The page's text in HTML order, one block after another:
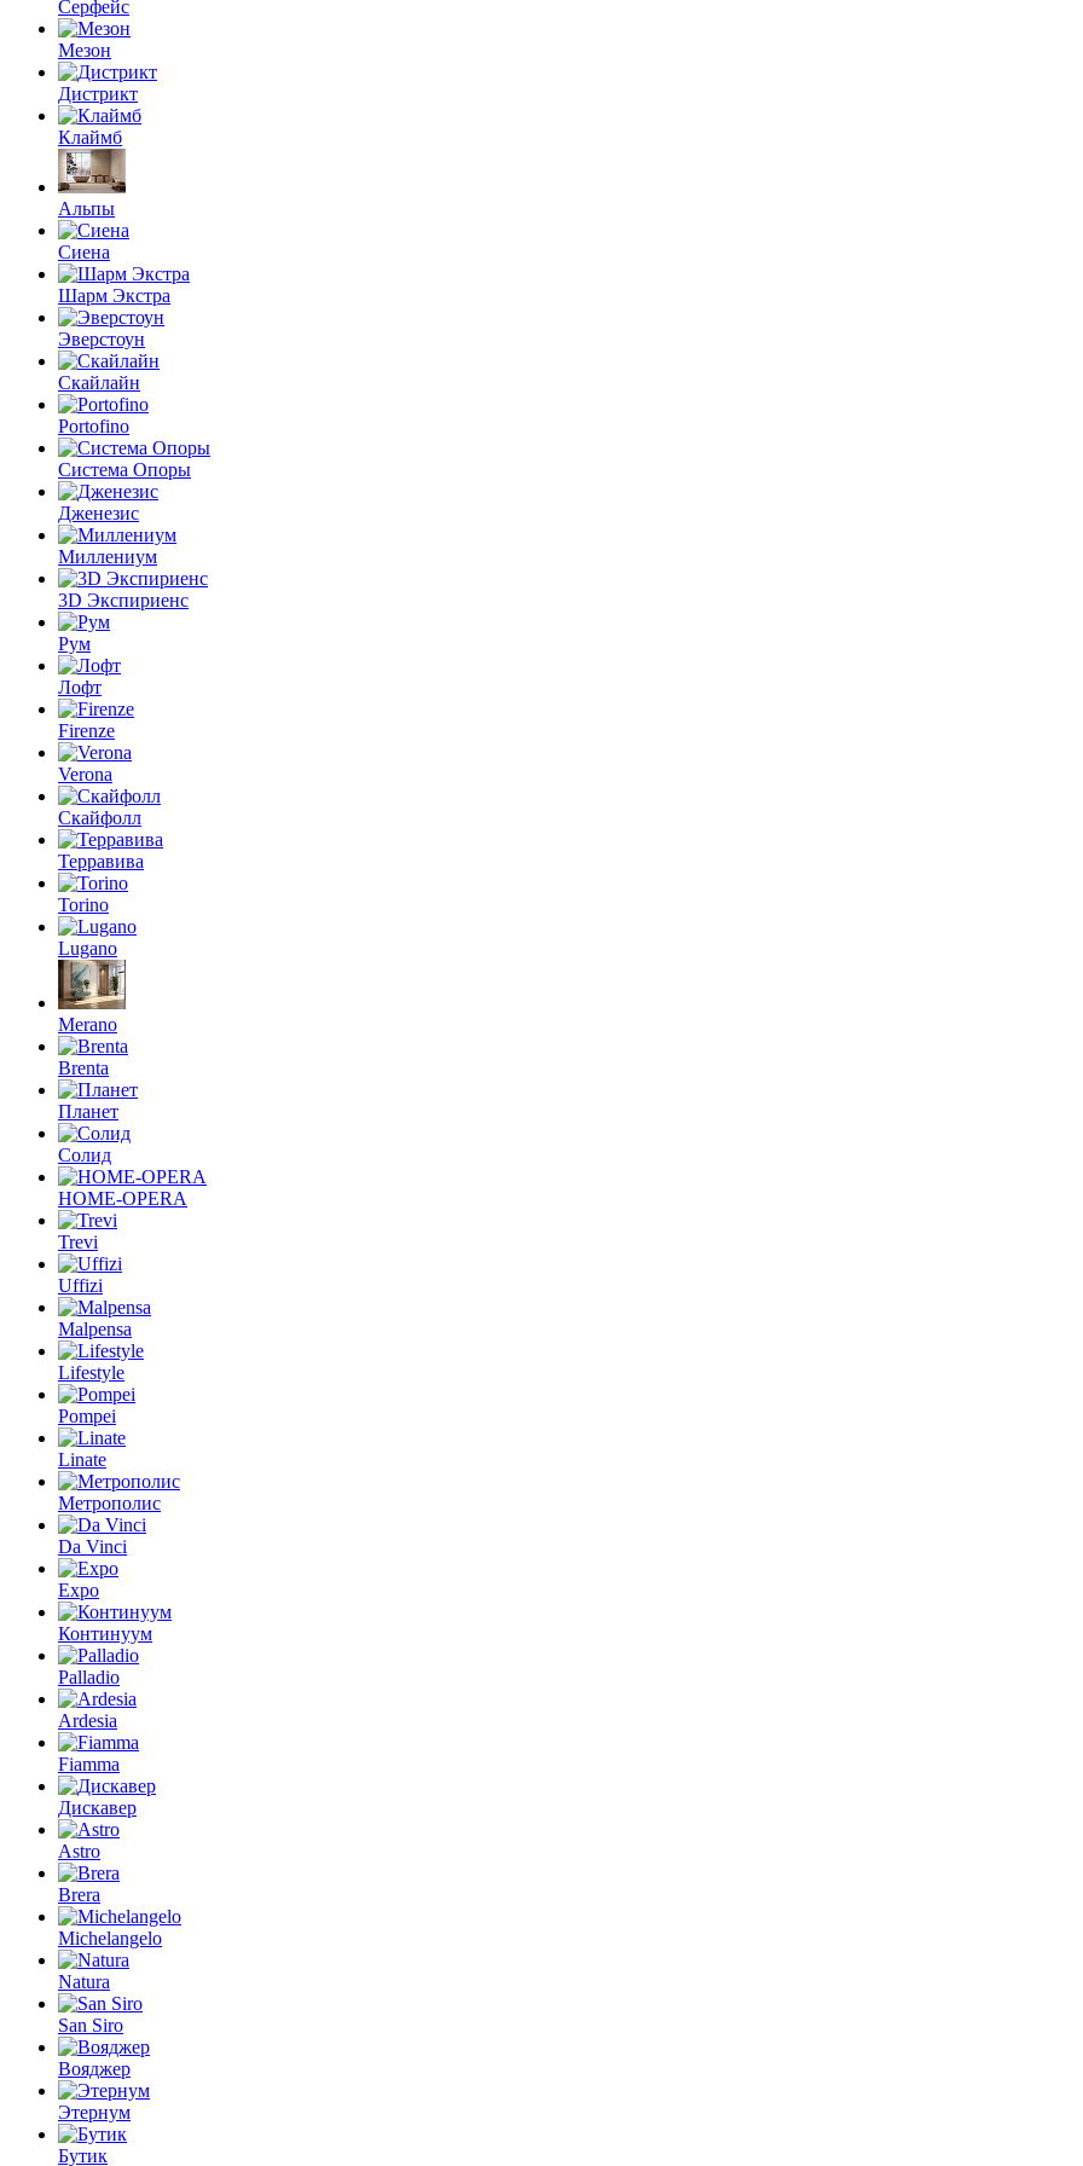
Серфейс
Мезон
Дистрикт
Клаймб
Альпы
Сиена
Шарм Экстра
Эверстоун
Скайлайн
Portofino
Система Опоры
Дженезис
Миллениум
3D Экспириенс
Рум
Лофт
Firenze
Verona
Скайфолл
Терравива
Torino
Lugano
Merano
Brenta
Планет
Солид
HOME-OPERA
Trevi
Uffizi
Malpensa
Lifestyle
Pompei
Linate
Метрополис
Da Vinci
Expo
Континуум
Palladio
Ardesia
Fiamma
Дискавер
Astro
Brera
Michelangelo
Natura
San Siro
Вояджер
Этернум
Бутик